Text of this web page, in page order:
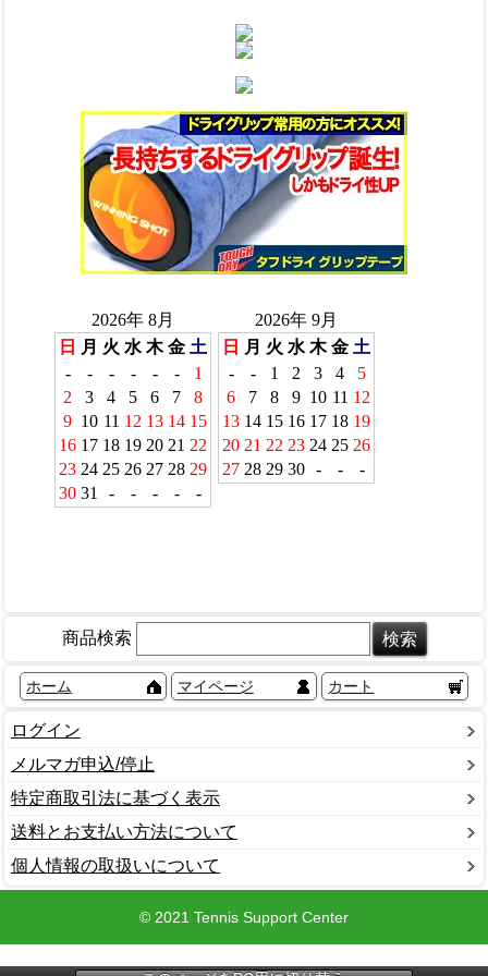
商品検索
ホーム マイページ カート
ログイン
メルマガ申込/停止
特定商取引法に基づく表示
送料とお支払い方法について
個人情報の取扱いについて
© 2021 Tennis Support Center